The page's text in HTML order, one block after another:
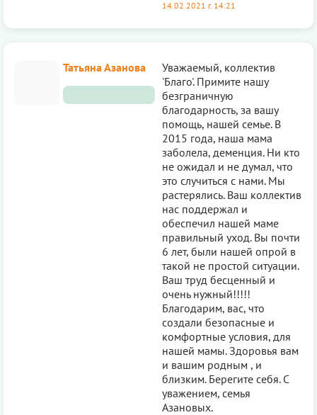
14.02.2021 г. 14:21
Татьяна Азанова
Уважаемый, коллектив
'Благо'. Примите нашу
безграничную
благодарность, за вашу
помощь, нашей семье. В
2015 года, наша мама
заболела, деменция. Ни кто
не ожидал и не думал, что
это случиться с нами. Мы
растерялись. Ваш коллектив
нас поддержал и
обеспечил нашей маме
правильный уход. Вы почти
6 лет, были нашей опрой в
такой не простой ситуации.
Ваш труд бесценный и
очень нужный!!!!!
Благодарим, вас, что
создали безопасные и
комфортные условия, для
нашей мамы. Здоровья вам
и вашим родным , и
близким. Берегите себя. С
уважением, семья
Азановых.